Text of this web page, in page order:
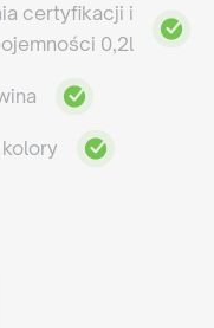
certyfikacji i
0,2l